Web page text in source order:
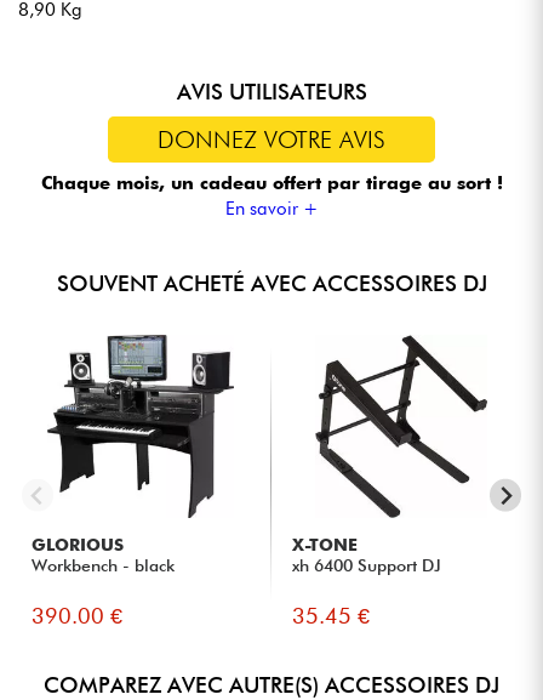
8,90 Kg
AVIS UTILISATEURS
DONNEZ VOTRE AVIS
Chaque mois, un cadeau offert par tirage au sort !
En savoir +
SOUVENT ACHETÉ AVEC ACCESSOIRES DJ
GLORIOUS
Workbench - black
390.00 €
X-TONE
xh 6400 Support DJ
35.45 €
COMPAREZ AVEC AUTRE(S) ACCESSOIRES DJ